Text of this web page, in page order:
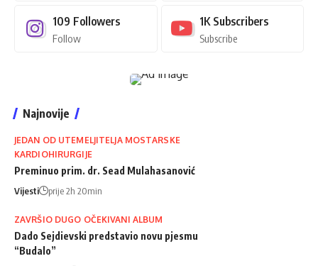
109 Followers
Follow
1K Subscribers
Subscribe
Najnovije
JEDAN OD UTEMELJITELJA MOSTARSKE
KARDIOHIRURGIJE
Preminuo prim. dr. Sead Mulahasanović
Vijesti prije 2h 20min
ZAVRŠIO DUGO OČEKIVANI ALBUM
Dado Sejdievski predstavio novu pjesmu
“Budalo”